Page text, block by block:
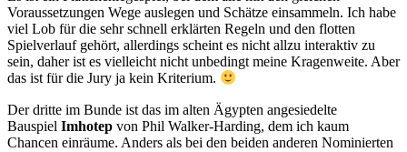
Voraussetzungen Wege auslegen und Schätze einsammeln. Ich habe
viel Lob für die sehr schnell erklärten Regeln und den flotten
Spielverlauf gehört, allerdings scheint es nicht allzu interaktiv zu
sein, daher ist es vielleicht nicht unbedingt meine Kragenweite. Aber
das ist für die Jury ja kein Kriterium.
Der dritte im Bunde ist das im alten Ägypten angesiedelte
Bauspiel Imhotep von Phil Walker-Harding, dem ich kaum
Chancen einräume. Anders als bei den beiden anderen Nominierten